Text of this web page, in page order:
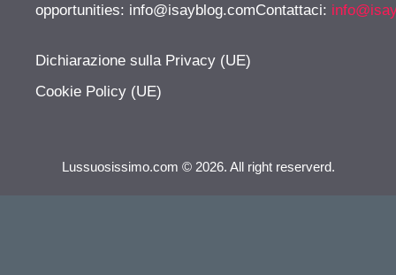
opportunities: info@isayblog.comContattaci:
Dichiarazione sulla Privacy (UE)
Cookie Policy (UE)
Lussuosissimo.com © 2026. All right reserverd.